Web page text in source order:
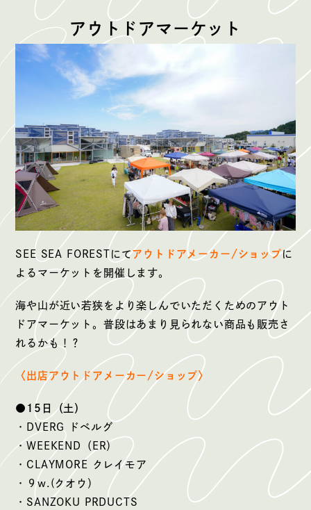
アウトドアマーケット
SEE SEA FORESTにてアウトドアメーカー/ショップに
よるマーケットを開催します。
海や山が近い若狭をより楽しんでいただくためのアウト
ドアマーケット。普段はあまり見られない商品も販売さ
れるかも！？
〈出店アウトドアメーカー/ショップ〉
●15日（土）
・DVERG ドベルグ
・WEEKEND（ER）
・CLAYMORE クレイモア
・９w.(クオウ）
・SANZOKU PRDUCTS